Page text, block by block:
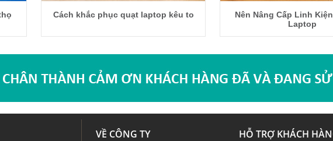
Cách khắc phục quạt laptop kêu to
Nên Nâng Cấp Linh
Laptop
VỀ CÔNG TY HỖ TRỢ KHÁCH